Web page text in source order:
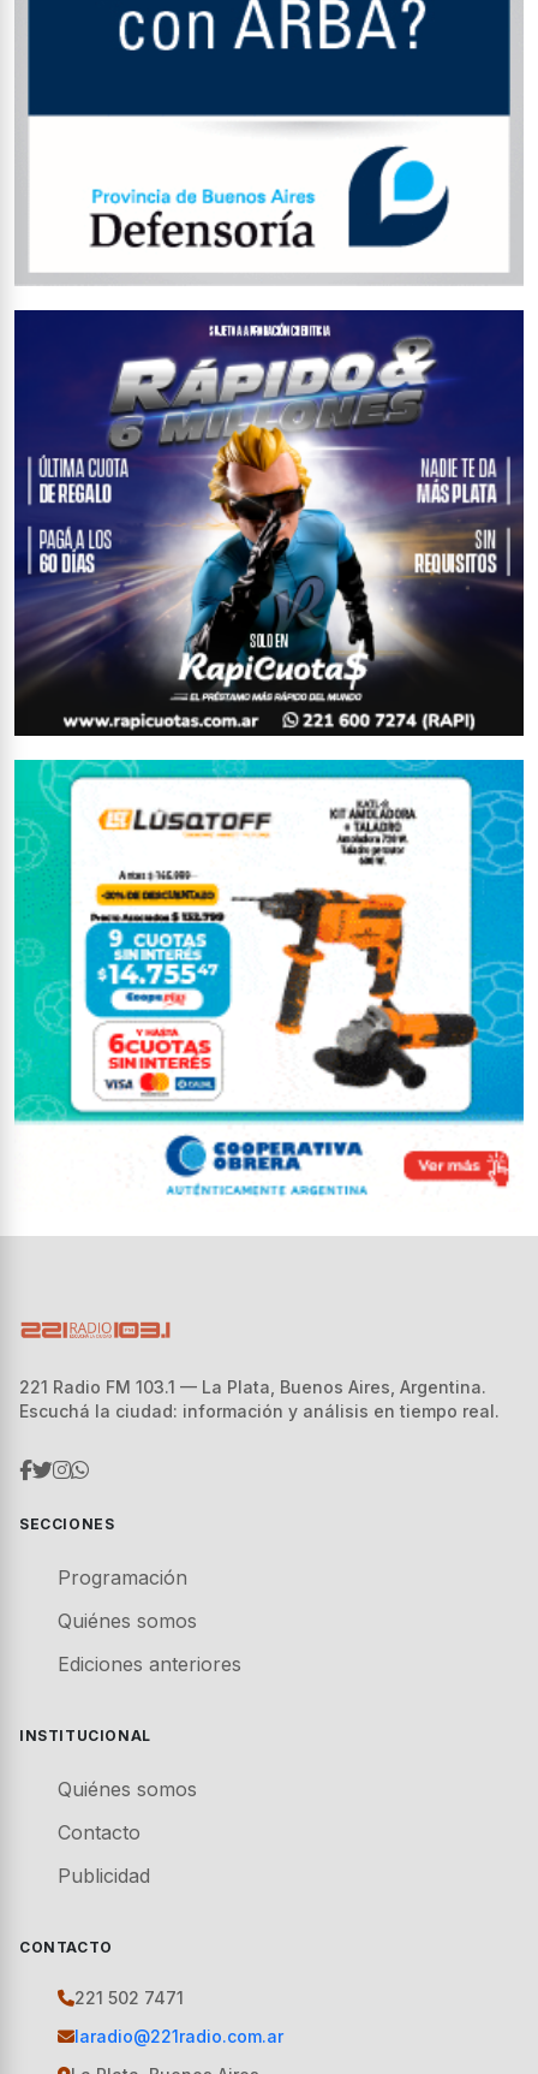
221 Radio FM 103.1 — La Plata, Buenos Aires, Argentina.
Escuchá la ciudad: información y análisis en tiempo real.
SECCIONES
Programación
Quiénes somos
Ediciones anteriores
INSTITUCIONAL
Quiénes somos
Contacto
Publicidad
CONTACTO
221 502 7471
laradio@221radio.com.ar